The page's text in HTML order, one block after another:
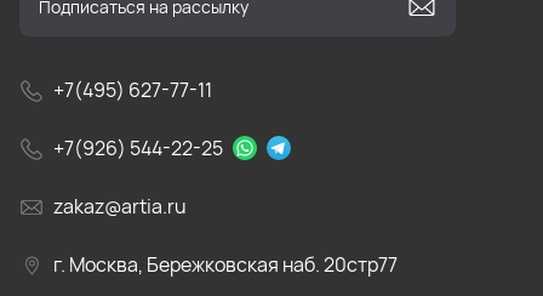
+7(495) 627-77-11
+7(926) 544-22-25
zakaz@artia.ru
г. Москва, Бережковская наб. 20стр77